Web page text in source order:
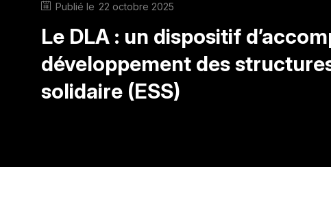
Publié le 22 octobre 2025
Le DLA : un dispositif
développement des
solidaire (ESS)